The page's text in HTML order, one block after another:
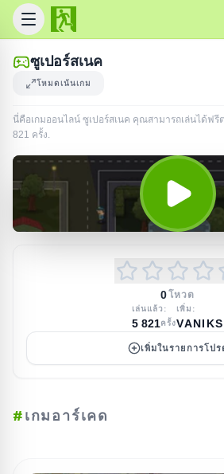
ซูเปอร์สเนค
โหมดเน้นเกม
นี่คือเกมออนไลน์ ซูเปอร์สเนค คุณสามารถเล่นได้ฟรี
821 ครั้ง.
0โหวต
เล่นแล้ว:
5 821ครั้ง
เพิ่ม:
VANIKS
เพิ่มในรายการโปร
#เกมอาร์เคด